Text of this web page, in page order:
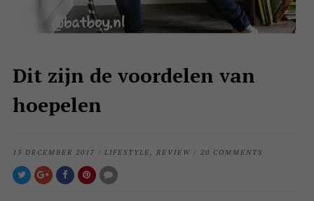
Dit zijn de voordelen van
hoepelen
13 DECEMBER 2017 / LIFESTYLE,REVIEW / 20 COMMENTS